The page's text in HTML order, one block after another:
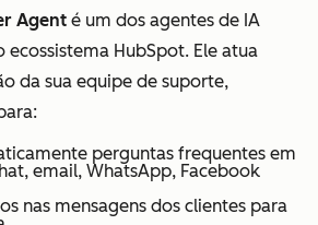
Agent é um dos agentes de IA
ecossistema HubSpot. Ele atua
da sua equipe de suporte,
perguntas frequentes em
email, WhatsApp, Facebook
nas mensagens dos clientes para